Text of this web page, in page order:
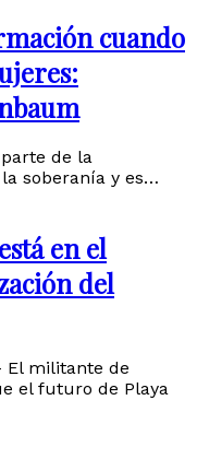
cuando
de la
soberanía y es…
en el
del
El militante de
el futuro de Playa